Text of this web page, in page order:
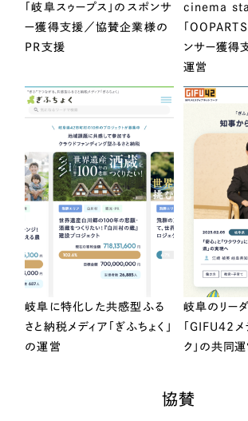
「岐阜スゥープス」のスポンサ
ー獲得支援／協賛企業様の
PR支援
cinema
「
ンサー獲得
運営
岐阜に特化した共感型ふる
さと納税メディア「ぎふちょく」
の運営
岐阜のリー
「GIFU42メ
ク」の共同
協賛